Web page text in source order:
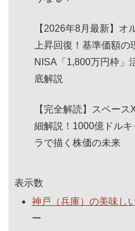
【2026年8月最新】オ
上昇回復！基準価額
NISA「1,800万円枠」
底解説
【完全解読】スペー
細解説！1000億ドル
ラで描く株価の未来
表示数
神戸（兵庫）の美味し
ー